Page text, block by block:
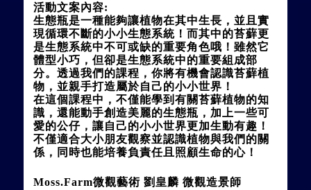
活動文案內容:
生態瓶是一種能夠讓植物在其中生長，並且實
現循環不斷的小小生態系統！而其中的苔蘚更
是生態系統中不可或缺的重要角色哦！雖然它
體型小巧，但卻是生態系統中的重要組成部
分。透過我們的課程，你將有機會認識苔蘚植
物，並親手打造屬於自己的小小世界 ！
在這個課程中，不僅能學到有關苔蘚植物的知
識，還能動手創造美麗的生態瓶，加上一些可
愛的公仔，讓自己的小小世界更加生動有趣！
不僅適合大小朋友觀察並認識植物與我們的關
係，同時也能培養負責任且照顧生命的心！
Moss.Farm微觀藝術 劉皇麟 微觀造景師